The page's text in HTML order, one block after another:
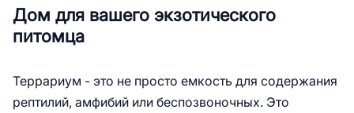
Дом для вашего экзотического
питомца
Террариум - это не просто емкость для содержания
рептилий, амфибий или беспозвоночных. Это